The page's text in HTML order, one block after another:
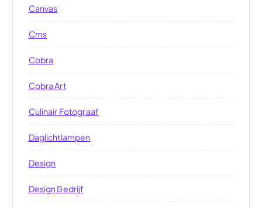
Canvas
Cms
Cobra
Cobra Art
Culinair Fotograaf
Daglichtlampen
Design
Design Bedrijf